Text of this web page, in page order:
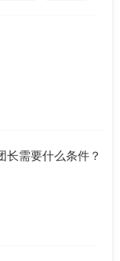
长需要什么条件？